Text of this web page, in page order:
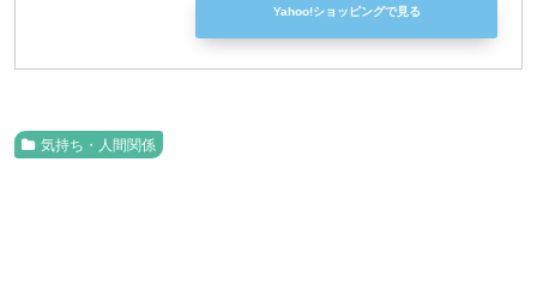
Yahoo!ショッピングで見る
気持ち・人間関係